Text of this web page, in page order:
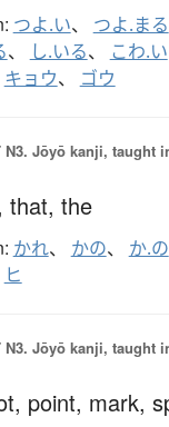
つよ.い、 つよ.まる
、 し.いる、 こわ.い
キョウ、 ゴウ
N3. Jōyō kanji, taught
that, the
かれ、 かの、 か.の
ヒ
N3. Jōyō kanji, taught
point, mark,